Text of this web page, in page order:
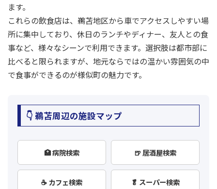
ます。
これらの飲食店は、鵜苫地区から車でアクセスしやすい場
所に集中しており、休日のランチやディナー、友人との食
事など、様々なシーンで利用できます。選択肢は都市部に
比べると限られますが、地元ならではの温かい雰囲気の中
で食事ができるのが様似町の魅力です。
👇 鵜苫周辺の施設マップ
🏥 病院検索 🍺 居酒屋検索
☕ カフェ検索 🥬 スーパー検索